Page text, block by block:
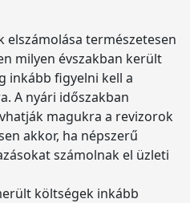
elszámolása természetesen
milyen évszakban került
inkább figyelni kell a
A nyári időszakban
magukra a revizorok
akkor, ha népszerű
számolnak el üzleti
költségek inkább